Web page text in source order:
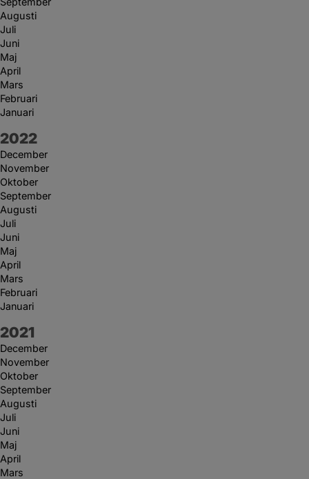
Augusti
Juli
Juni
Maj
April
Mars
Februari
Januari
År:
2022
December
November
Oktober
September
Augusti
Juli
Juni
Maj
April
Mars
Februari
Januari
År:
2021
December
November
Oktober
September
Augusti
Juli
Juni
Maj
April
Mars